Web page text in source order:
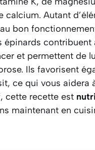
calcium. Autant
bon
épinards contribuent
et permettent de
Ils favorisent
ce qui vous aidera
cette recette est
maintenant en